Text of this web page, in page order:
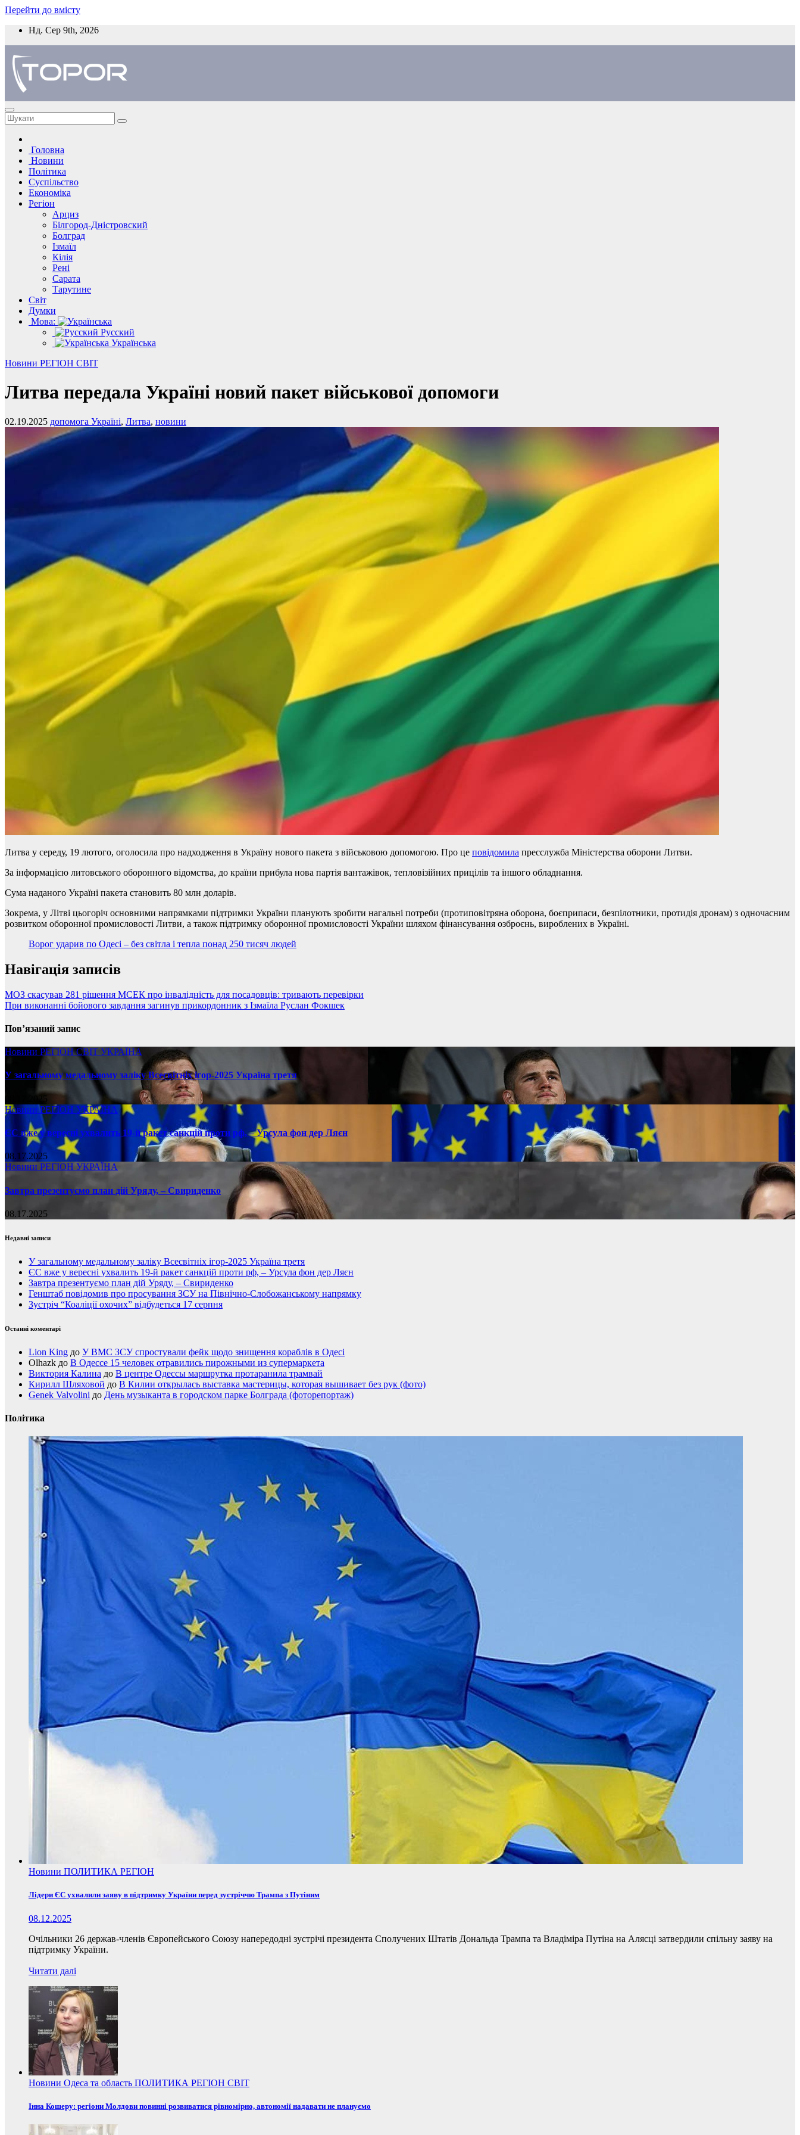
Перейти до вмісту
Нд. Сер 9th, 2026
Головна
Новини
Політика
Суспільство
Економіка
Регіон
Арциз
Білгород-Дністровский
Болград
Ізмаїл
Кілія
Рені
Сарата
Тарутине
Світ
Думки
Мова:
Русский
Українська
Новини РЕГІОН СВІТ
Литва передала Україні новий пакет військової допомоги
02.19.2025 допомога Україні, Литва, новини
Литва у середу, 19 лютого, оголосила про надходження в Україну нового пакета з військовою допомогою. Про це повідомила пресслужба Міністерства оборони Литви.
За інформацією литовського оборонного відомства, до країни прибула нова партія вантажівок, тепловізійних прицілів та іншого обладнання.
Сума наданого Україні пакета становить 80 млн доларів.
Зокрема, у Літві цьогоріч основними напрямками підтримки України планують зробити нагальні потреби (протиповітряна оборона, боєприпаси, безпілотники, протидія дронам) з одночасним
розвитком оборонної промисловості Литви, а також підтримку оборонної промисловості України шляхом фінансування озброєнь, вироблених в Україні.
Ворог ударив по Одесі – без світла і тепла понад 250 тисяч людей
Навігація записів
МОЗ скасував 281 рішення МСЕК про інвалідність для посадовців: тривають перевірки
При виконанні бойового завдання загинув прикордонник з Ізмаїла Руслан Фокшек
Пов’язаний запис
Новини РЕГІОНСВІТ УКРАЇНА
У загальному медальному заліку Всесвітніх ігор-2025 Україна третя
08.17.2025
НовиниРЕГІОН УКРАЇНА
ЄС вже у вересні ухвалить 19-й ракет санкцій проти рф, – Урсула фон дер Ляєн
08.17.2025
Новини РЕГІОН УКРАЇНА
Завтра презентуємо план дій Уряду, – Свириденко
08.17.2025
Недавні записи
У загальному медальному заліку Всесвітніх ігор-2025 Україна третя
ЄС вже у вересні ухвалить 19-й ракет санкцій проти рф, – Урсула фон дер Ляєн
Завтра презентуємо план дій Уряду, – Свириденко
Генштаб повідомив про просування ЗСУ на Північно-Слобожанському напрямку
Зустріч “Коаліції охочих” відбудеться 17 серпня
Останні коментарі
Lion King до У ВМС ЗСУ спростували фейк щодо знищення кораблів в Одесі
Olhazk до В Одессе 15 человек отравились пирожными из супермаркета
Виктория Калина до В центре Одессы маршрутка протаранила трамвай
Кирилл Шляховой до В Килии открылась выставка мастерицы, которая вышивает без рук (фото)
Genek Valvolini до День музыканта в городском парке Болграда (фоторепортаж)
Політика
Новини ПОЛИТИКА РЕГІОН
Лідери ЄС ухвалили заяву в підтримку України перед зустріччю Трампа з Путіним
08.12.2025
Очільники 26 держав-членів Європейського Союзу напередодні зустрічі президента Сполучених Штатів Дональда Трампа та Владіміра Путіна на Алясці затвердили спільну заяву на
підтримку України.
Читати далі
Новини Одеса та область ПОЛИТИКА РЕГІОН СВІТ
Інна Кошеру: регіони Молдови повинні розвиватися рівномірно, автономії надавати не плануємо